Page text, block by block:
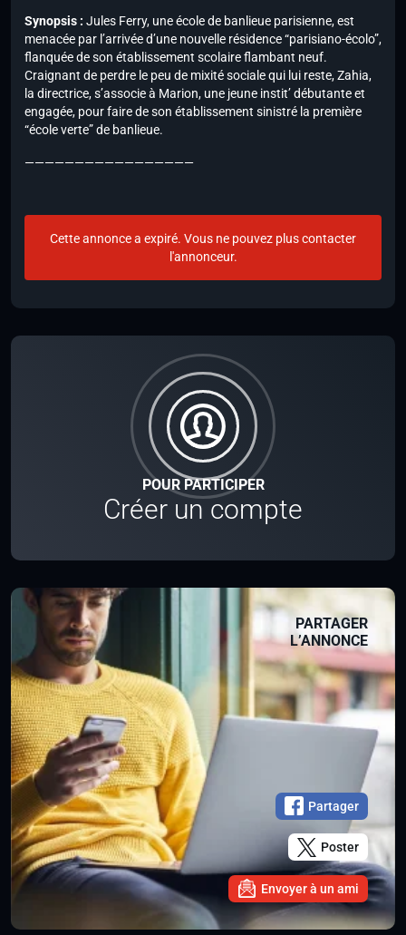
POUR PARTICIPER
Créer un compte
PARTAGER
L’ANNONCE
Partager
Poster
Envoyer à un ami
Synopsis : Jules Ferry, une école de banlieue parisienne, est
menacée par l’arrivée d’une nouvelle résidence “parisiano-écolo”,
flanquée de son établissement scolaire flambant neuf.
Craignant de perdre le peu de mixité sociale qui lui reste, Zahia,
la directrice, s’associe à Marion, une jeune instit’ débutante et
engagée, pour faire de son établissement sinistré la première
“école verte” de banlieue.
—————————————————
Cette annonce a expiré. Vous ne pouvez plus contacter
l'annonceur.